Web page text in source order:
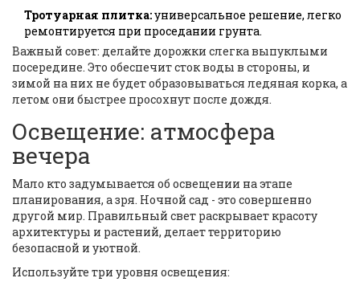
Тротуарная плитка:универсальное решение, легко
ремонтируется при проседании грунта.
Важный совет: делайте дорожки слегка выпуклыми
посередине. Это обеспечит сток воды в стороны, и
зимой на них не будет образовываться ледяная корка, а
летом они быстрее просохнут после дождя.
Освещение: атмосфера
вечера
Мало кто задумывается об освещении на этапе
планирования, а зря. Ночной сад - это совершенно
другой мир. Правильный свет раскрывает красоту
архитектуры и растений, делает территорию
безопасной и уютной.
Используйте три уровня освещения: